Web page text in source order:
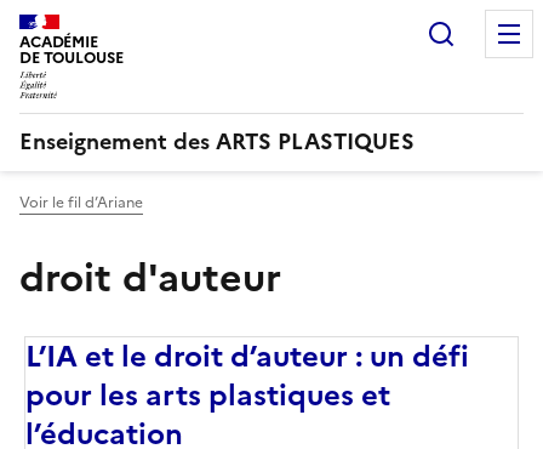
ACADÉMIE
DE TOULOUSE
Enseignement des ARTS PLASTIQUES
Voir le fil d’Ariane
droit d'auteur
L’IA et le droit d’auteur : un défi
pour les arts plastiques et
l’éducation ​